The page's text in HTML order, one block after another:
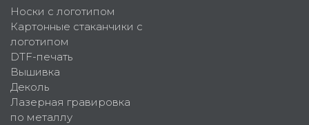
Носки с логотипом
Картонные стаканчики с
логотипом
DTF-печать
Вышивка
Деколь
Лазерная гравировка
по металлу